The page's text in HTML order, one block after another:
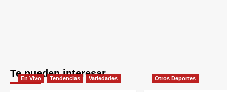
Te pueden interesar
En Vivo Tendencias Variedades Otros Deportes